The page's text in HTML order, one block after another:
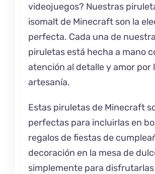
videojuegos? Nuestras
isomalt de Minecraft son la
perfecta. Cada una de
piruletas está hecha a mano
atención al detalle y amor por
artesanía.
Estas piruletas de Minecraft
perfectas para incluirlas en
regalos de fiestas de
decoración en la mesa de
simplemente para